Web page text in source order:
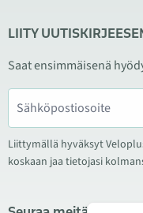
LIITY
Saat ensimmäisenä
Liittymällä hyväksyt
koskaan jaa tietojasi